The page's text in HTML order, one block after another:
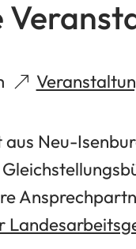
aus Neu-